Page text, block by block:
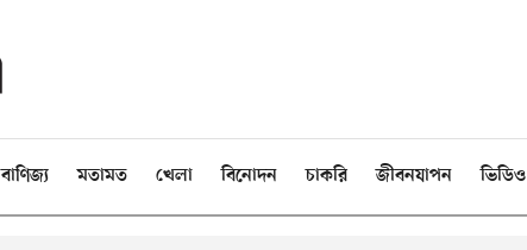
বাণিজ্য মতামত খেলা বিনোদন চাকরি জীবনযাপন ভিডিও